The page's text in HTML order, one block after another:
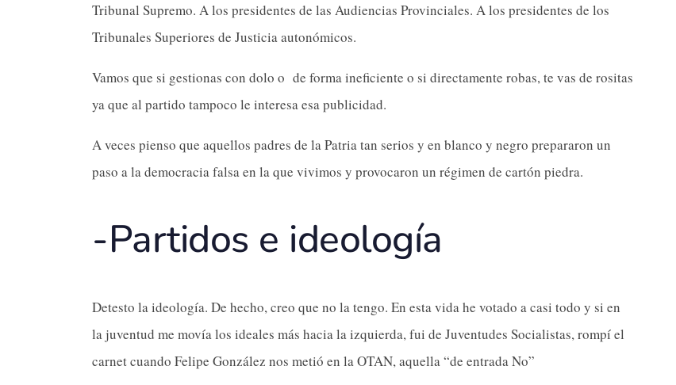
Tribunal Supremo. A los presidentes de las Audiencias Provinciales. A los presidentes de los
Tribunales Superiores de Justicia autonómicos.
Vamos que si gestionas con dolo o de forma ineficiente o si directamente robas, te vas de rositas
ya que al partido tampoco le interesa esa publicidad.
A veces pienso que aquellos padres de la Patria tan serios y en blanco y negro prepararon un
paso a la democracia falsa en la que vivimos y provocaron un régimen de cartón piedra.
-Partidos e ideología
Detesto la ideología. De hecho, creo que no la tengo. En esta vida he votado a casi todo y si en
la juventud me movía los ideales más hacia la izquierda, fui de Juventudes Socialistas, rompí el
carnet cuando Felipe González nos metió en la OTAN, aquella “de entrada No”